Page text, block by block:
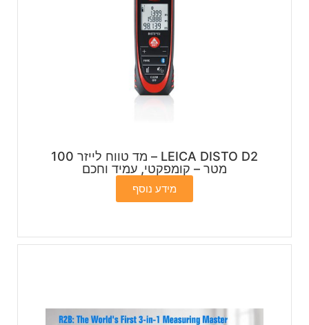
LEICA DISTO D2 – מד טווח לייזר 100
מטר – קומפקטי, עמיד וחכם
מידע נוסף